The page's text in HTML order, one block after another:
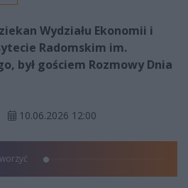
Wydziału Ekonomii i
Radomskim im.
był gościem Rozmowy Dnia
10.06.2026 12:00